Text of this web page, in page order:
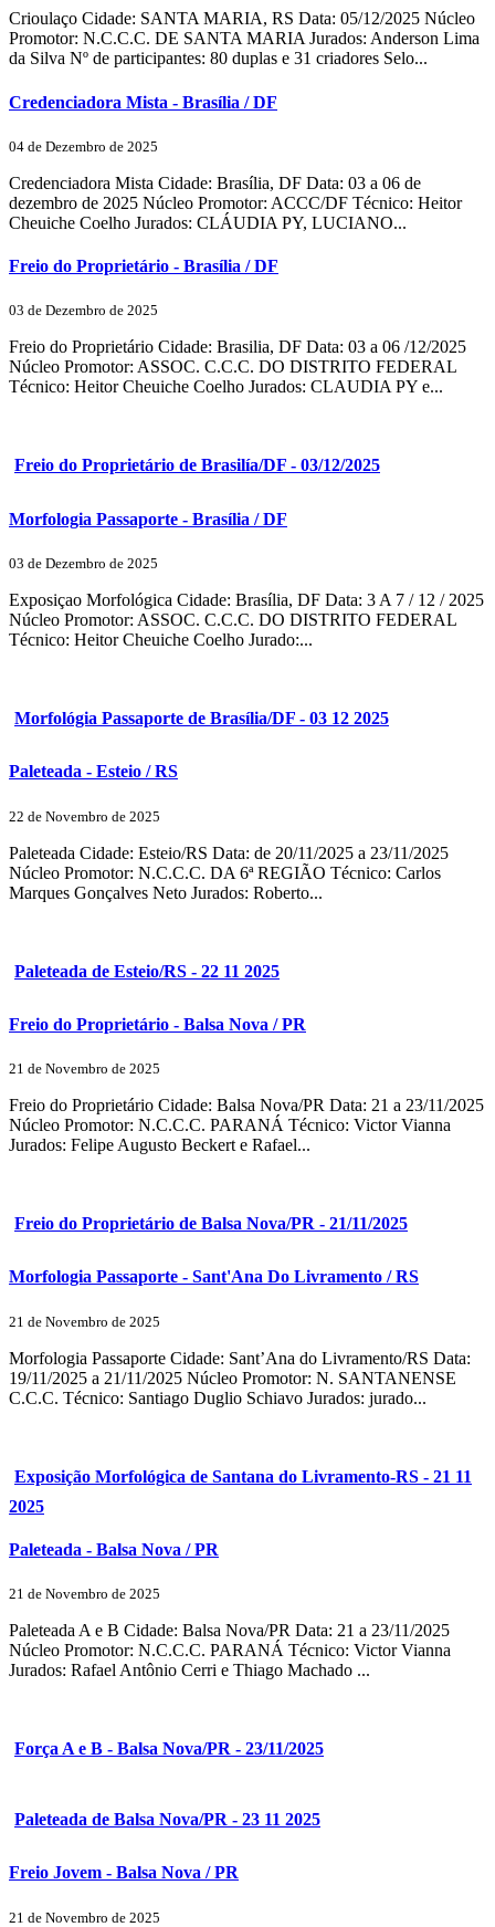
Crioulaço Cidade: SANTA MARIA, RS Data: 05/12/2025 Núcleo
Promotor: N.C.C.C. DE SANTA MARIA Jurados: Anderson Lima
da Silva Nº de participantes: 80 duplas e 31 criadores Selo...
Credenciadora Mista - Brasília / DF
04 de Dezembro de 2025
Credenciadora Mista Cidade: Brasília, DF Data: 03 a 06 de
dezembro de 2025 Núcleo Promotor: ACCC/DF Técnico: Heitor
Cheuiche Coelho Jurados: CLÁUDIA PY, LUCIANO...
Freio do Proprietário - Brasília / DF
03 de Dezembro de 2025
Freio do Proprietário Cidade: Brasilia, DF Data: 03 a 06 /12/2025
Núcleo Promotor: ASSOC. C.C.C. DO DISTRITO FEDERAL
Técnico: Heitor Cheuiche Coelho Jurados: CLAUDIA PY e...
Freio do Proprietário de Brasilía/DF - 03/12/2025
Morfologia Passaporte - Brasília / DF
03 de Dezembro de 2025
Exposiçao Morfológica Cidade: Brasília, DF Data: 3 A 7 / 12 / 2025
Núcleo Promotor: ASSOC. C.C.C. DO DISTRITO FEDERAL
Técnico: Heitor Cheuiche Coelho Jurado:...
Morfológia Passaporte de Brasília/DF - 03 12 2025
Paleteada - Esteio / RS
22 de Novembro de 2025
Paleteada Cidade: Esteio/RS Data: de 20/11/2025 a 23/11/2025
Núcleo Promotor: N.C.C.C. DA 6ª REGIÃO Técnico: Carlos
Marques Gonçalves Neto Jurados: Roberto...
Paleteada de Esteio/RS - 22 11 2025
Freio do Proprietário - Balsa Nova / PR
21 de Novembro de 2025
Freio do Proprietário Cidade: Balsa Nova/PR Data: 21 a 23/11/2025
Núcleo Promotor: N.C.C.C. PARANÁ Técnico: Victor Vianna
Jurados: Felipe Augusto Beckert e Rafael...
Freio do Proprietário de Balsa Nova/PR - 21/11/2025
Morfologia Passaporte - Sant'Ana Do Livramento / RS
21 de Novembro de 2025
Morfologia Passaporte Cidade: Sant’Ana do Livramento/RS Data:
19/11/2025 a 21/11/2025 Núcleo Promotor: N. SANTANENSE
C.C.C. Técnico: Santiago Duglio Schiavo Jurados: jurado...
Exposição Morfológica de Santana do Livramento-RS - 21 11
2025
Paleteada - Balsa Nova / PR
21 de Novembro de 2025
Paleteada A e B Cidade: Balsa Nova/PR Data: 21 a 23/11/2025
Núcleo Promotor: N.C.C.C. PARANÁ Técnico: Victor Vianna
Jurados: Rafael Antônio Cerri e Thiago Machado ...
Força A e B - Balsa Nova/PR - 23/11/2025
Paleteada de Balsa Nova/PR - 23 11 2025
Freio Jovem - Balsa Nova / PR
21 de Novembro de 2025